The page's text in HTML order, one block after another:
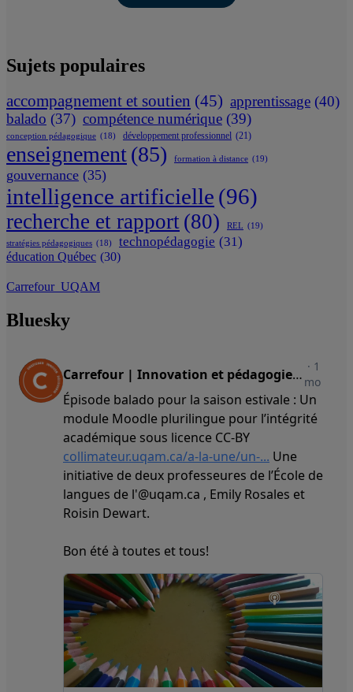
Sujets populaires
accompagnement et soutien (45) apprentissage (40)
balado (37) compétence numérique (39)
conception pédagogique (18) développement professionnel (21)
enseignement(85) formation à distance (19)
gouvernance (35)
intelligence artificielle (96)
recherche et rapport (80) REL (19)
stratégies pédagogiques (18) technopédagogie (31)
éducation Québec (30)
Carrefour_UQAM
Bluesky